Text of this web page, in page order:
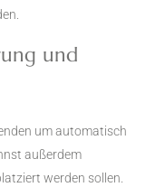
und
um automatisch
außerdem
werden sollen.